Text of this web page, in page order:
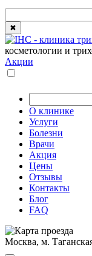
✖
косметологии и
Акции
О клинике
Услуги
Болезни
Врачи
Акция
Цены
Отзывы
Контакты
Блог
FAQ
Москва, м.